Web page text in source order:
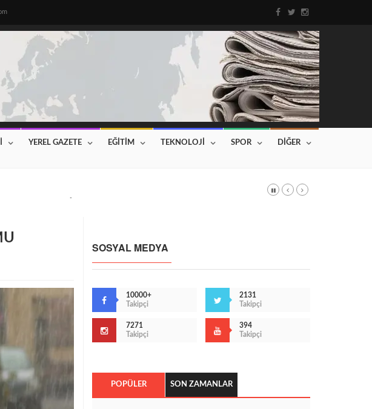
YEREL GAZETE EĞİTİM TEKNOLOJİ SPOR DİĞER
FİYATLAR AÇIKLANDI
SOSYAL MEDYA
10000+
Takipçi
2131
Takipçi
7271
Takipçi
394
Takipçi
POPÜLER SON ZAMANLAR